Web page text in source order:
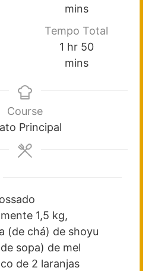
mins
Tempo Total
1 hr 50
mins
Course
Principal
1,5 kg,
(de chá) de shoyu
sopa) de mel
de 2 laranjas